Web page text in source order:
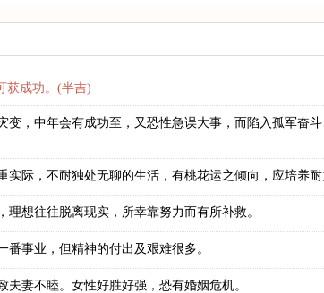
获成功。(半吉)
变，中年会有成功至，又恐性急误大事，而陷入孤军奋
实际，不耐独处无聊的生活，有桃花运之倾向，应培养耐
想往往脱离现实，所幸靠努力而有所补救。
番事业，但精神的付出及艰难很多。
夫妻不睦。女性好胜好强，恐有婚姻危机。